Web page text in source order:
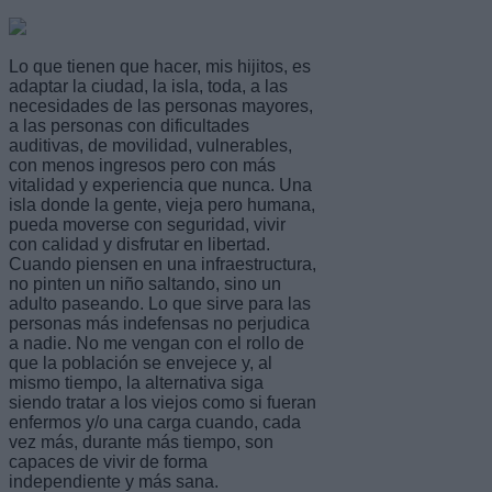
Lo que tienen que hacer, mis hijitos, es
adaptar la ciudad, la isla, toda, a las
necesidades de las personas mayores,
a las personas con dificultades
auditivas, de movilidad, vulnerables,
con menos ingresos pero con más
vitalidad y experiencia que nunca. Una
isla donde la gente, vieja pero humana,
pueda moverse con seguridad, vivir
con calidad y disfrutar en libertad.
Cuando piensen en una infraestructura,
no pinten un niño saltando, sino un
adulto paseando. Lo que sirve para las
personas más indefensas no perjudica
a nadie. No me vengan con el rollo de
que la población se envejece y, al
mismo tiempo, la alternativa siga
siendo tratar a los viejos como si fueran
enfermos y/o una carga cuando, cada
vez más, durante más tiempo, son
capaces de vivir de forma
independiente y más sana.